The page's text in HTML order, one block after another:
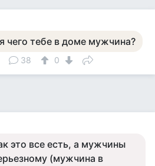
тебе в доме мужчина?
38 0
это все есть, а мужчины
(мужчина в